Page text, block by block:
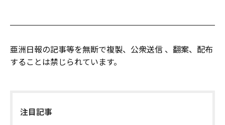
亜洲日報の記事等を無断で複製、公衆送信 、翻案、配布
することは禁じられています。
注目記事